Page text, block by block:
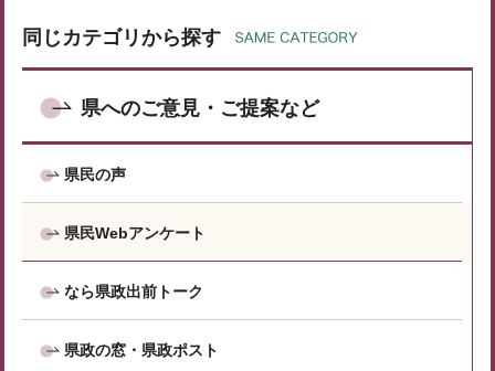
同じカテゴリから探す
県へのご意見・ご提案など
県民の声
県民Webアンケート
なら県政出前トーク
県政の窓・県政ポスト